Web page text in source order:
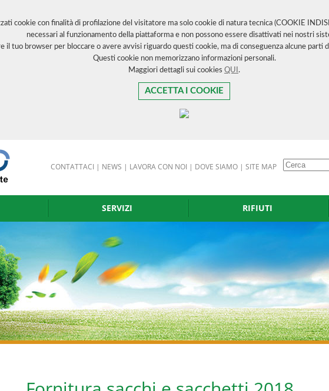
CONTATTACI | NEWS | LAVORA CON NOI | DOVE SIAMO | SITE MAP
cookie con finalità di profilazione del visitatore ma solo cookie di natura tecnica (COOKIE
necessari al funzionamento della piattaforma e non possono essere disattivati nei nostri
il tuo browser per bloccare o avere avvisi riguardo questi cookie, ma di conseguenza alcune parti
Questi cookie non memorizzano informazioni personali.
Maggiori dettagli sui cookies QUI .
ACCETTA I COOKIE
SERVIZI RIFIUTI